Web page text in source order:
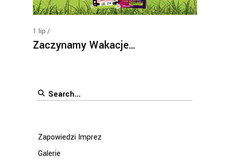
1 lip
Zaczynamy Wakacje…
Search
Zapowiedzi Imprez
Galerie